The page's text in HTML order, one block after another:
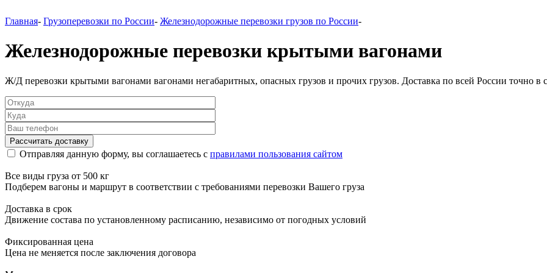
Главная- Грузоперевозки по России- Железнодорожные перевозки грузов по России-
Железнодорожные перевозки крытыми вагонами
Ж/Д перевозки крытыми вагонами вагонами негабаритных, опасных грузов и прочих грузов. Доставка по всей России точно в
Отправляя данную форму, вы соглашаетесь с правилами пользования сайтом
Все виды груза от 500 кг
Подберем вагоны и маршрут в соответствии с требованиями перевозки Вашего груза
Доставка в срок
Движение состава по установленному расписанию, независимо от погодных условий
Фиксированная цена
Цена не меняется после заключения договора